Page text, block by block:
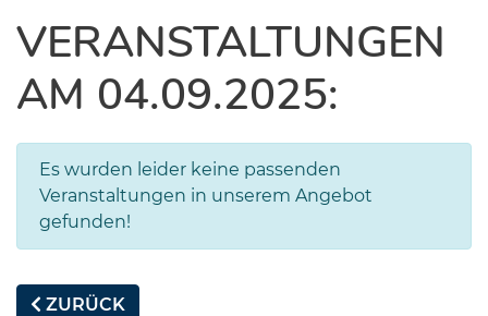
VERANSTALTUNGEN
AM 04.09.2025:
Es wurden leider keine passenden
Veranstaltungen in unserem Angebot
gefunden!
ZURÜCK